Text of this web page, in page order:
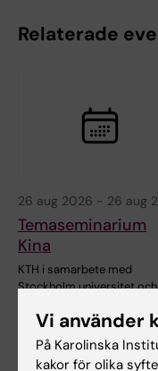
Relaterade
26 aug 2026 - 26 aug
Temaseminarium
Kina
KTH i samarbete med
Stockholm universitet och
Vi använder
På Karolinska
kakor för olika